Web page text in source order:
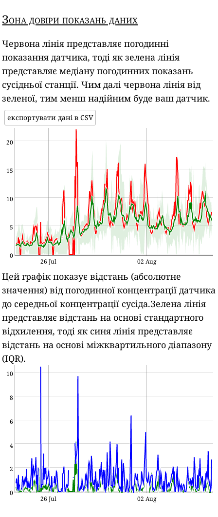
Зона довіри показань даних
Червона лінія представляє погодинні
показання датчика, тоді як зелена лінія
представляє медіану погодинних показань
сусідньої станції. Чим далі червона лінія від
зеленої, тим менш надійним буде ваш датчик.
експортувати дані в CSV
0
5
10
15
20
26 Jul 02 Aug
Цей графік показує відстань (абсолютне
значення) від погодинної концентрації датчика
до середньої концентрації сусіда.Зелена лінія
представляє відстань на основі стандартного
відхилення, тоді як синя лінія представляє
відстань на основі міжквартильного діапазону
(IQR).
0
2
4
6
8
10
26 Jul 02 Aug